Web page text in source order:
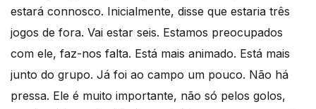
estará connosco. Inicialmente, disse que estaria três
jogos de fora. Vai estar seis. Estamos preocupados
com ele, faz-nos falta. Está mais animado. Está mais
junto do grupo. Já foi ao campo um pouco. Não há
pressa. Ele é muito importante, não só pelos golos,